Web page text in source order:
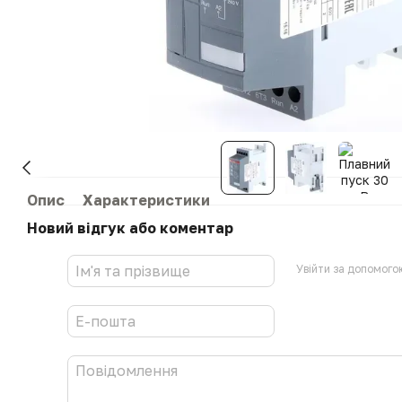
Опис
Характеристики
Новий відгук або коментар
Увійти за